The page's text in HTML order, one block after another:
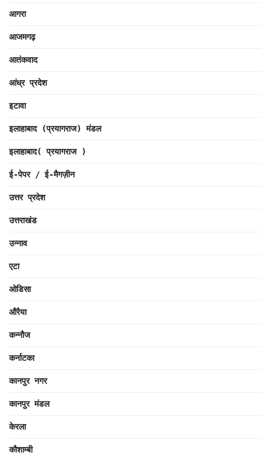
आगरा
आजमगढ़
आतंकवाद
आंध्र प्रदेश
इटावा
इलाहाबाद (प्रयागराज) मंडल
इलाहाबाद( प्रयागराज )
ई-पेपर / ई-मैगज़ीन
उत्तर प्रदेश
उत्तराखंड
उन्नाव
एटा
ओडिसा
औरैया
कन्नौज
कर्नाटका
कानपुर नगर
कानपुर मंडल
केरला
कौशाम्बी